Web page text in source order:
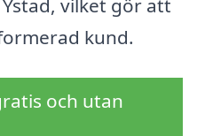
vilket gör att
kund.
och utan